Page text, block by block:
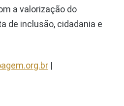
a valorização do
de inclusão, cidadania e
|